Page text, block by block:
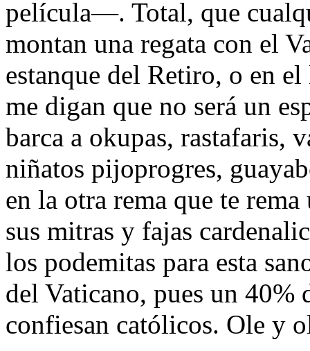
película―. Total, que
montan una regata con el
estanque del Retiro, o en
me digan que no será un
barca a okupas, rastafaris,
niñatos pijoprogres,
en la otra rema que te
sus mitras y fajas
los podemitas para esta
del Vaticano, pues un 40%
confiesan católicos. Ole y